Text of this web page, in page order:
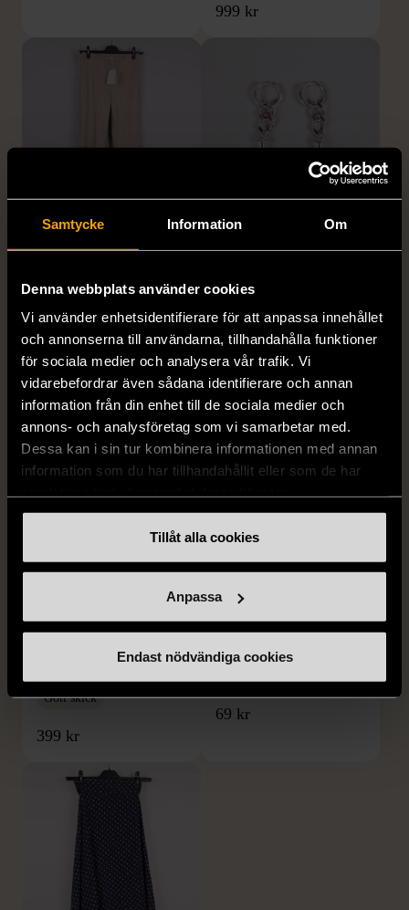
Samtycke Information Om
Denna webbplats använder cookies
Vi använder enhetsidentifierare för att anpassa innehållet
och annonserna till användarna, tillhandahålla funktioner
för sociala medier och analysera vår trafik. Vi
vidarebefordrar även sådana identifierare och annan
information från din enhet till de sociala medier och
annons- och analysföretag som vi samarbetar med.
Dessa kan i sin tur kombinera informationen med annan
information som du har tillhandahållit eller som de har
Tillåt alla cookies
Anpassa
Endast nödvändiga cookies
999 kr
med resårmidja
läderimitation
S (34-36) Nytt skick
med spikberlocker
Mycket gott skick
399 kr
sterlingsilver med svarta
Gott skick
399 kr
OKÄNT MÄRKE
kulor
69 kr